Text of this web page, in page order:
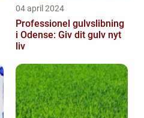
04 april 2024
Professionel gulvslibning
i Odense: Giv dit gulv nyt
liv